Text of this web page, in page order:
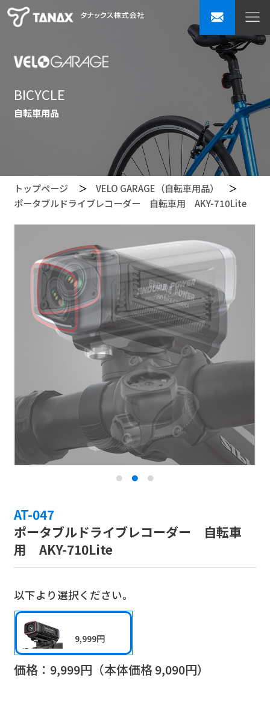
BICYCLE
自転車用品
トップページ
VELO GARAGE（自転車用品）
ポータブルドライブレコーダー 自転車用 AKY-710Lite
AT-047
ポータブルドライブレコーダー 自転車
用 AKY-710Lite
以下より選択ください。
9,999円
価格： 9,999円（本体価格9,090円）